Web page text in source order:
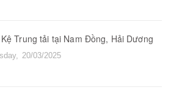
Trung tải tại Nam Đồng, Hải Dương
20/03/2025